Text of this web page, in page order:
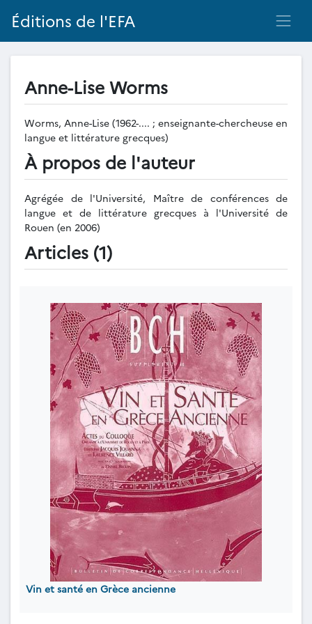
Éditions de l'EFA
Anne-Lise Worms
Worms, Anne-Lise (1962-.... ; enseignante-chercheuse en
langue et littérature grecques)
À propos de l'auteur
Agrégée de l'Université, Maître de conférences de
langue et de littérature grecques à l'Université de
Rouen (en 2006)
Articles (1)
Vin et santé en Grèce ancienne